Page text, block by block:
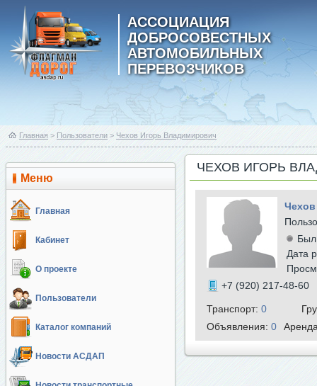
АССОЦИАЦИЯ
ДОБРОСОВЕСТНЫХ
АВТОМОБИЛЬНЫХ
ПЕРЕВОЗЧИКОВ
Главная > Пользователи > Чехов Игорь Владимирович
Меню
Главная
Кабинет
О проекте
Пользователи
Каталог компаний
Новости АСДАП
ЧЕХОВ ИГОРЬ
Был
Дата
+7 (920) 217-48-60
Транспорт: 0
Объявления: 0